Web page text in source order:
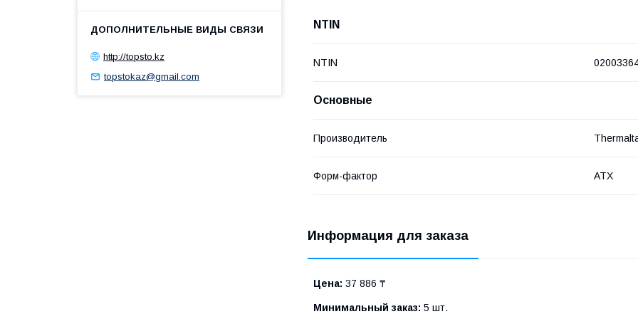
NTIN
NTIN
Основные
Производитель
Форм-фактор ATX
Информация для заказа
Цена: 37 886 ₸
Минимальный заказ: 5 шт.
http://topsto.kz
topstokaz@gmail.com